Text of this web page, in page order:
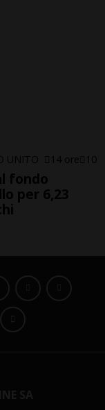
UNITO 14 ore 10
fondo
per 6,23